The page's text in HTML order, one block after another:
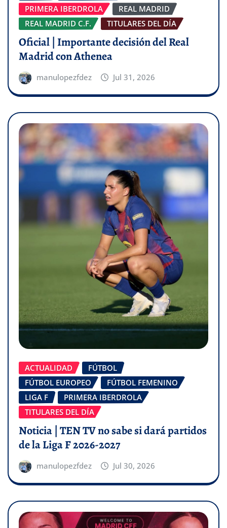
PRIMERA IBERDROLA
REAL MADRID
REAL MADRID C.F.
TITULARES DEL DÍA
Oficial | Importante decisión del Real
Madrid con Athenea
manulopezfdez Jul 31, 2026
ACTUALIDAD
FÚTBOL
FÚTBOL EUROPEO
FÚTBOL FEMENINO
LIGA F
PRIMERA IBERDROLA
TITULARES DEL DÍA
Noticia | TEN TV no sabe si dará partidos
de la Liga F 2026-2027
manulopezfdez Jul 30, 2026